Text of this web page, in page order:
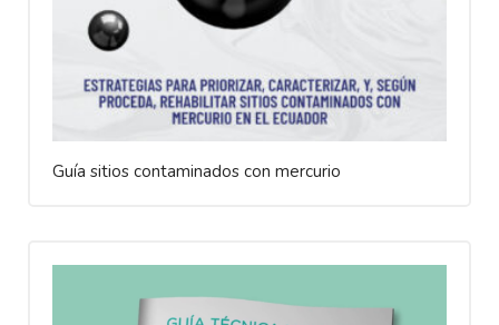
Guía sitios contaminados con mercurio